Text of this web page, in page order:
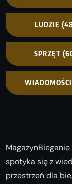
LUDZIE
SPRZĘT
WIADOMOŚCI
spotyka się z
przestrzeń dla